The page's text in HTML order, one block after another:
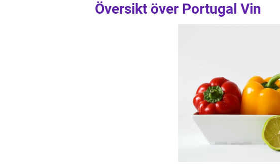
Översikt över Portugal Vin